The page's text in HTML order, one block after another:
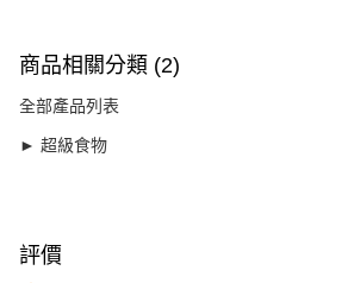
商品相關分類 (2)
全部產品列表
► 超級食物
評價